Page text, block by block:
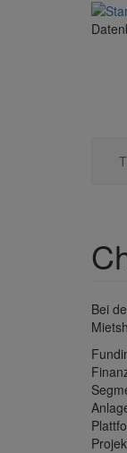
Direkt zum Inhalt
Bei